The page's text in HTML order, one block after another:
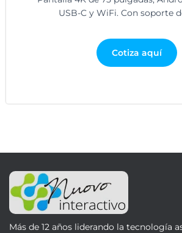
USB-C y WiFi. Con soporte
Cotiza aquí
Más de 12 años liderando la tecnología